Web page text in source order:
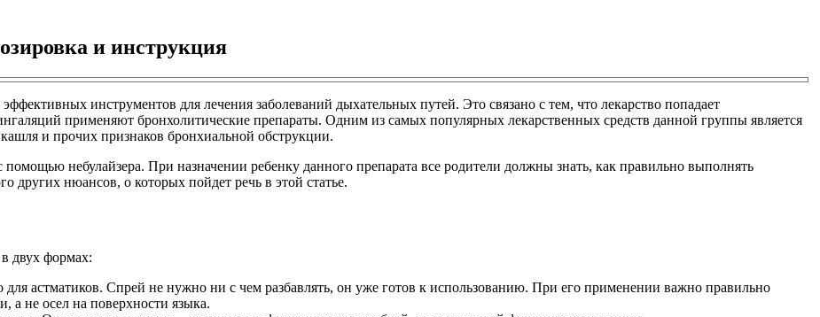
и инструкция
инструментов для лечения заболеваний дыхательных путей. Это связано с тем, что лекарство попадает
применяют бронхолитические препараты. Одним из самых популярных лекарственных средств данной группы является
и прочих признаков бронхиальной обструкции.
небулайзера. При назначении ребенку данного препарата все родители должны знать, как правильно выполнять
других нюансов, о которых пойдет речь в этой статье.
двух формах:
для астматиков. Спрей не нужно ни с чем разбавлять, он уже готов к использованию. При его применении важно правильно
а не осел на поверхности языка.